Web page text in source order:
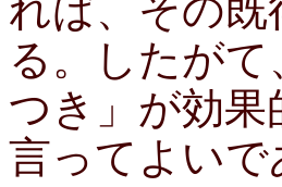
れば、その
る。したが
つき」が効
言ってよい